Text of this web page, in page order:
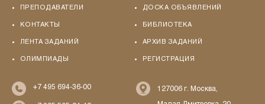
ПРЕПОДАВАТЕЛИ
КОНТАКТЫ
ЛЕНТА ЗАДАНИЙ
ОЛИМПИАДЫ
ДОСКА ОБЪЯВЛЕНИЙ
БИБЛИОТЕКА
АРХИВ ЗАДАНИЙ
РЕГИСТРАЦИЯ
+7 495 694-36-00 127006 г. Москва,